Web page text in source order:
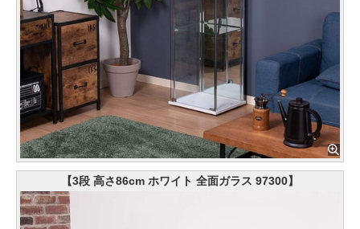
【3段 高さ86cm ホワイト 全面ガラス 97300】